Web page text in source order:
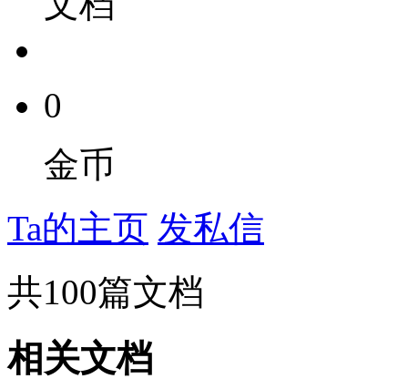
0
金币
Ta的主页 发私信
共100篇文档
相关文档